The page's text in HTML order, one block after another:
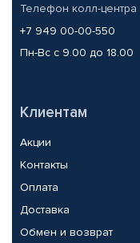
Телефон колл-центра
+7 949 00-00-550
Пн-Вс с 9.00 до 18.00
Клиентам
Акции
Контакты
Оплата
Доставка
Обмен и возврат